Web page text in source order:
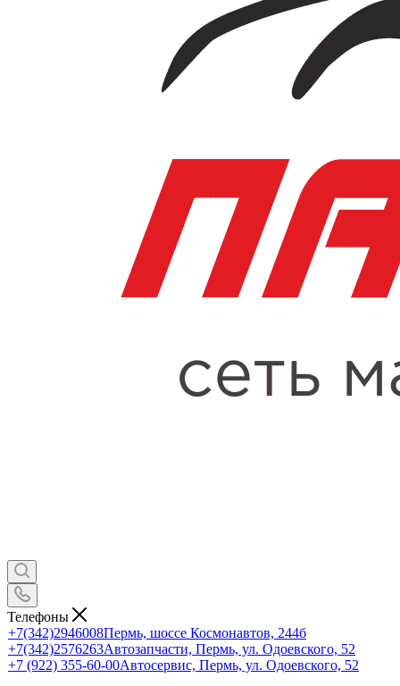
Телефоны
+7(342)2946008Пермь, шоссе Космонавтов, 244б
+7(342)2576263Автозапчасти, Пермь, ул. Одоевского, 52
+7 (922) 355-60-00Автосервис, Пермь, ул. Одоевского, 52